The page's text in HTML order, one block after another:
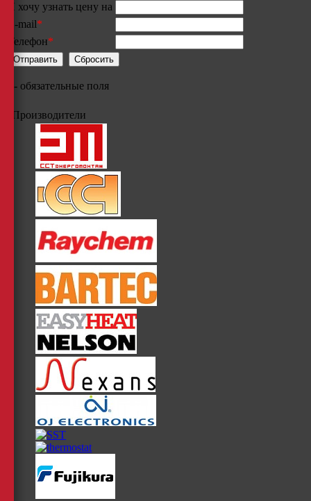
Я хочу узнать цену на
E-mail*
Телефон*
- обязательные поля
Производители